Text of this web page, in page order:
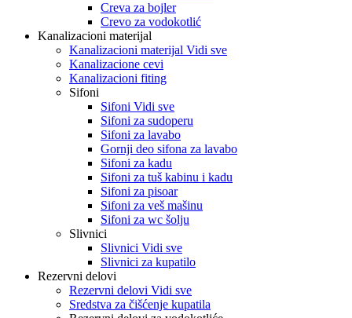
Creva za bojler
Crevo za vodokotlić
Kanalizacioni materijal
Kanalizacioni materijal Vidi sve
Kanalizacione cevi
Kanalizacioni fiting
Sifoni
Sifoni Vidi sve
Sifoni za sudoperu
Sifoni za lavabo
Gornji deo sifona za lavabo
Sifoni za kadu
Sifoni za tuš kabinu i kadu
Sifoni za pisoar
Sifoni za veš mašinu
Sifoni za wc šolju
Slivnici
Slivnici Vidi sve
Slivnici za kupatilo
Rezervni delovi
Rezervni delovi Vidi sve
Sredstva za čišćenje kupatila